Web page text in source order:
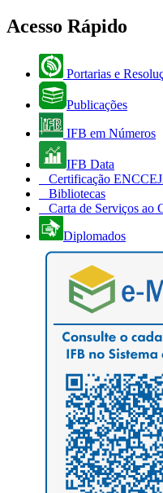
Acesso Rápido
Portarias e
Publicações
IFB em Números
IFB Data
Certificação
Bibliotecas
Carta de Serviços ao
Diplomados